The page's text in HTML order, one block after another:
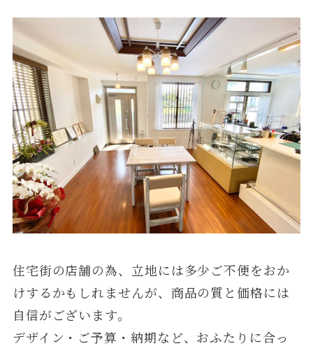
住宅街の店舗の為、立地には多少ご不便をおか
けするかもしれませんが、商品の質と価格には
自信がございます。
デザイン・ご予算・納期など、おふたりに合っ